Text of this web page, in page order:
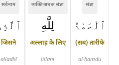
संज्ञा
ٱلْحَمْدُ
(सब) तारीफें
al-ḥamdu
व्यक्तिवाचक संज्ञा
لِلَّهِ
अल्लाह के लिए
lillahi
सर्वनाम
जिसने
alladhī